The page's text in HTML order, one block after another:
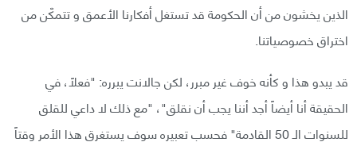
الذين يخشون من أن الحكومة قد تستغل أفكارنا الأعمق و تتمكّن من
اختراق خصوصياتنا.
قد يبدو هذا و كأنه خوف غير مبرر، لكن جالانت يبرره: "فعلاً، في
الحقيقة أنا أيضاً أجد أننا يجب أن نقلق"، "مع ذلك لا داعي للقلق
للسنوات الـ 50 القادمة" فحسب تعبيره سوف يستغرق هذا الأمر وقتاً